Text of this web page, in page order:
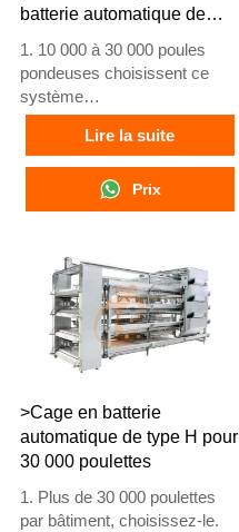
batterie automatique de
1. 10 000 à 30 000 poules
pondeuses choisissent ce
système
2. Les poules adultes
commencent à pondre à 16
semaines
3. Durée de vie de plus de 25
ans
24h/24 sur WhatsApp :
+8618830120193, +234
8111199996
Lire la suite
Prix
>Cage en batterie
automatique de type H pour
30 000 poulettes
1. Plus de 30 000 poulettes
par bâtiment, choisissez-le.